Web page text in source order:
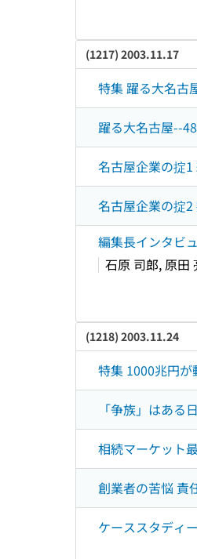
(1217) 2003.11.17
特集 躍る大名古
躍る大名古屋--
名古屋企業の掟
名古屋企業の掟
編集長インタビ
石原 司郎, 原田
(1218) 2003.11.24
特集 1000兆円
「争族」はあ
相続マーケット
創業者の苦悩 責
ケーススタディ